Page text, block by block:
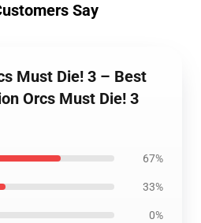
Say
Must Die! 3 – Best
Orcs Must Die! 3
67%
33%
0%